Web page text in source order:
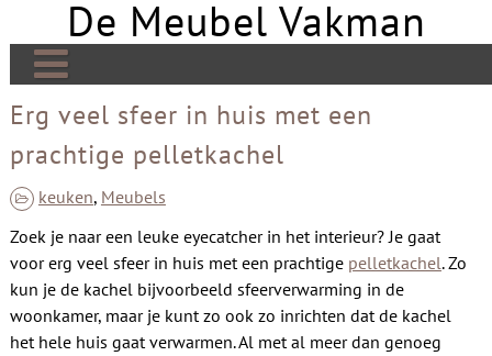
content
De Meubel Vakman
De Meubel Vakman | Meer over design
Banken
Bedden
Tafels
Tv meubels
Kasten
Erg veel sfeer in huis met een
prachtige pelletkachel
keuken, Meubels
Zoek je naar een leuke eyecatcher in het interieur? Je gaat
voor erg veel sfeer in huis met een prachtige pelletkachel. Zo
kun je de kachel bijvoorbeeld sfeerverwarming in de
woonkamer, maar je kunt zo ook zo inrichten dat de kachel
het hele huis gaat verwarmen. Al met al meer dan genoeg